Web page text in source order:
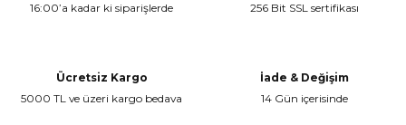
Ürün resmi kalitesiz, bozuk veya görüntülenemiyor.
16:00’a kadar ki siparişlerde
256 Bit SSL sertifikası
Ücretsiz Kargo
5000 TL ve üzeri kargo bedava
İade & Değişim
14 Gün içerisinde